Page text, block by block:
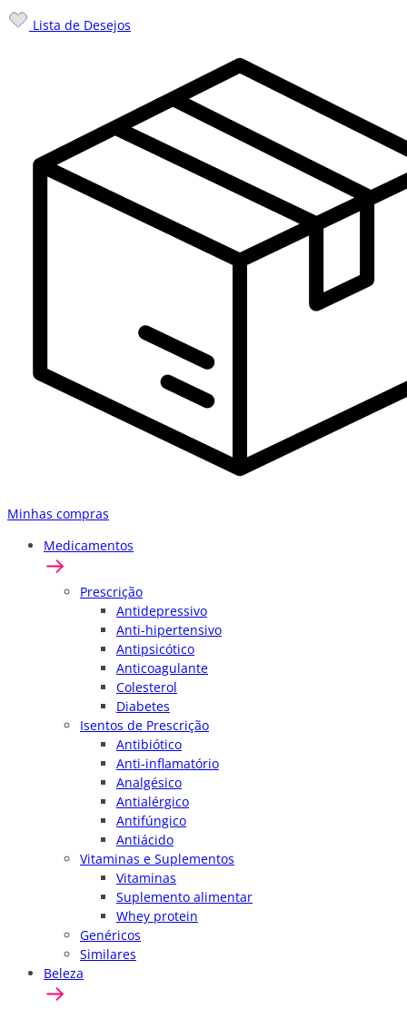
Lista de Desejos
Minhas compras
Medicamentos
Prescrição
Antidepressivo
Anti-hipertensivo
Antipsicótico
Anticoagulante
Colesterol
Diabetes
Isentos de Prescrição
Antibiótico
Anti-inflamatório
Analgésico
Antialérgico
Antifúngico
Antiácido
Vitaminas e Suplementos
Vitaminas
Suplemento alimentar
Whey protein
Genéricos
Similares
Beleza